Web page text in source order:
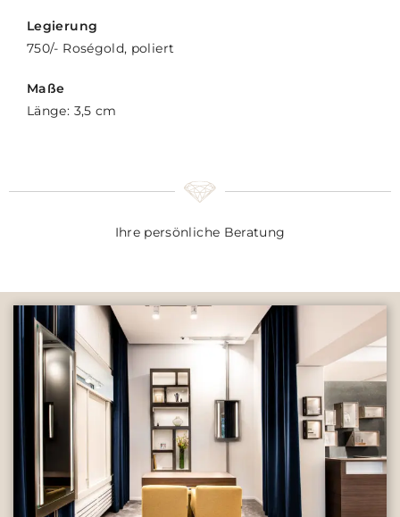
Legierung
750/- Roségold, poliert
Maße
Länge: 3,5 cm
Ihre persönliche Beratung